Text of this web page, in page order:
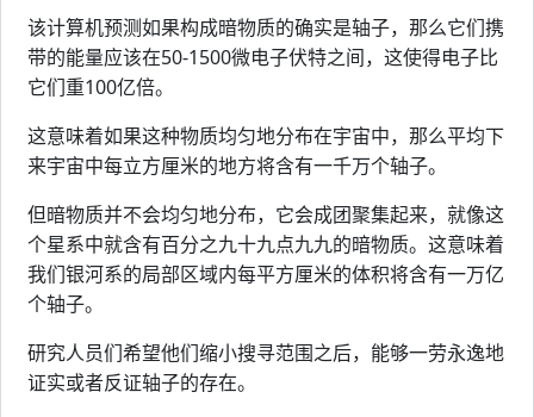
该计算机预测如果构成暗物质的确实是轴子，那么它们携
带的能量应该在50-1500微电子伏特之间，这使得电子比
它们重100亿倍。
这意味着如果这种物质均匀地分布在宇宙中，那么平均下
来宇宙中每立方厘米的地方将含有一千万个轴子。
但暗物质并不会均匀地分布，它会成团聚集起来，就像这
个星系中就含有百分之九十九点九九的暗物质。这意味着
我们银河系的局部区域内每平方厘米的体积将含有一万亿
个轴子。
研究人员们希望他们缩小搜寻范围之后，能够一劳永逸地
证实或者反证轴子的存在。